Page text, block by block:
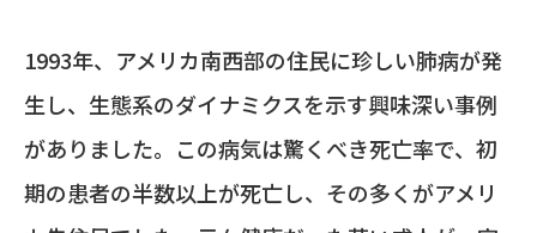
1993年、アメリカ南西部の住民に珍しい肺病が発
生し、生態系のダイナミクスを示す興味深い事例
がありました。この病気は驚くべき死亡率で、初
期の患者の半数以上が死亡し、その多くがアメリ